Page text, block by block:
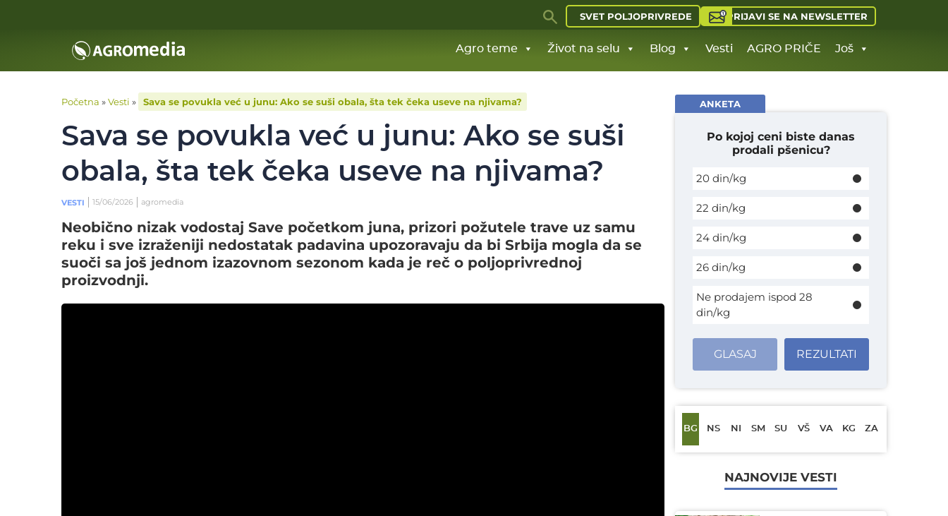
SVET POLJOPRIVREDE PRIJAVI SE NA NEWSLETTER
Agro teme Život na selu Blog Vesti AGRO PRIČE Još
Početna »Vesti » Sava se povukla već u junu: Ako se suši obala, šta tek čeka useve na njivama?
Sava se povukla već u junu: Ako se suši
obala, šta tek čeka useve na njivama?
VESTI 15/06/2026 agromedia
Neobično nizak vodostaj Save početkom juna, prizori požutele trave uz samu
reku i sve izraženiji nedostatak padavina upozoravaju da bi Srbija mogla da se
suoči sa još jednom izazovnom sezonom kada je reč o poljoprivrednoj
proizvodnji.
ANKETA
Po kojoj ceni biste danas
prodali pšenicu?
20 din/kg
22 din/kg
24 din/kg
26 din/kg
Ne prodajem ispod 28
din/kg
GLASAJ REZULTATI
BG NS NI SM SU VŠ VA KG ZA
NAJNOVIJE VESTI